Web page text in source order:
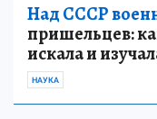
Над СССР
пришельцев:
искала и
НАУКА